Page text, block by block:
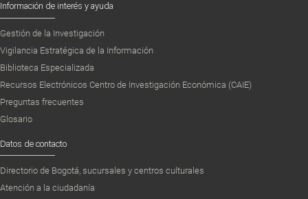
Información de interés y ayuda
Gestión de la Investigación
Vigilancia Estratégica de la Información
Biblioteca Especializada
Recursos Electrónicos Centro de Investigación Económica (CAIE)
Preguntas frecuentes
Glosario
Datos de contacto
Directorio de Bogotá, sucursales y centros culturales
Atención a la ciudadanía